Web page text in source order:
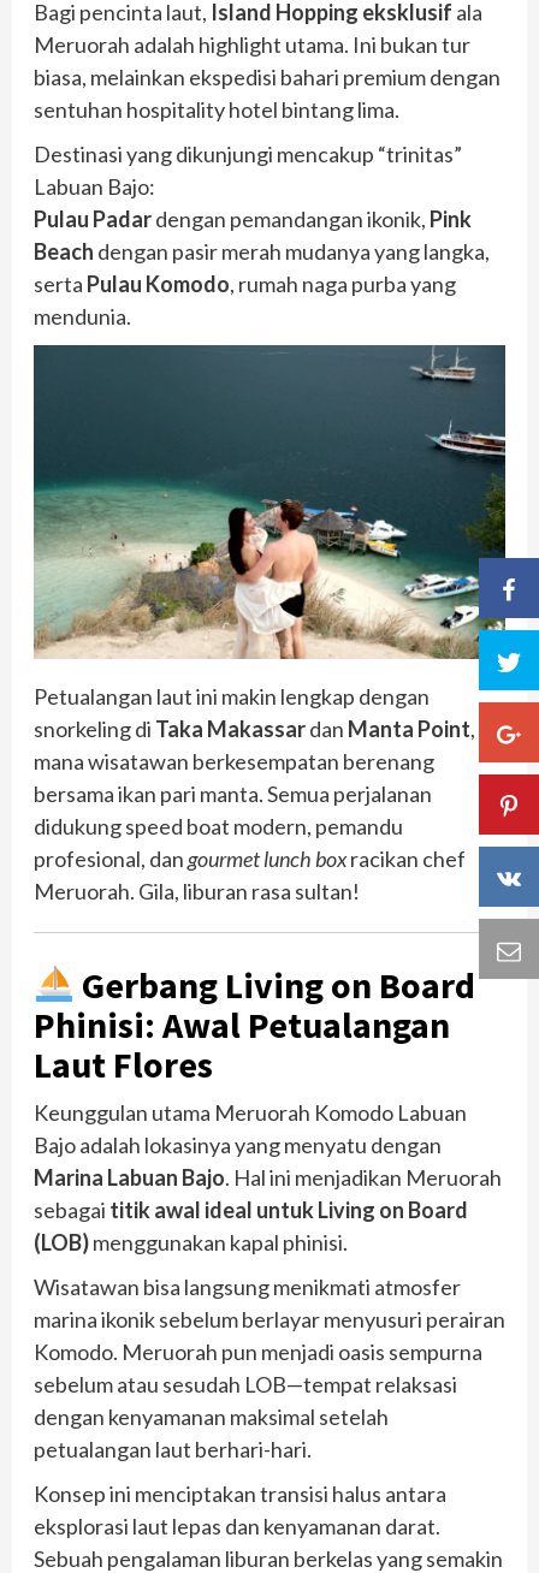
Bagi pencinta laut, Island Hopping eksklusif ala
Meruorah adalah highlight utama. Ini bukan tur
biasa, melainkan ekspedisi bahari premium dengan
sentuhan hospitality hotel bintang lima.
Destinasi yang dikunjungi mencakup “trinitas”
Labuan Bajo:
Pulau Padardengan pemandangan ikonik, Pink
Beach dengan pasir merah mudanya yang langka,
serta Pulau Komodo, rumah naga purba yang
mendunia.
Petualangan laut ini makin lengkap dengan
snorkeling di Taka Makassardan Manta Point, di
mana wisatawan berkesempatan berenang
bersama ikan pari manta. Semua perjalanan
didukung speed boat modern, pemandu
profesional, dangourmet lunch boxracikan chef
Meruorah. Gila, liburan rasa sultan!
Gerbang Living on Board
Phinisi: Awal Petualangan
Laut Flores
Keunggulan utama Meruorah Komodo Labuan
Bajo adalah lokasinya yang menyatu dengan
Marina Labuan Bajo. Hal ini menjadikan Meruorah
sebagai titik awal ideal untuk Living on Board
(LOB)menggunakan kapal phinisi.
Wisatawan bisa langsung menikmati atmosfer
marina ikonik sebelum berlayar menyusuri perairan
Komodo. Meruorah pun menjadi oasis sempurna
sebelum atau sesudah LOB—tempat relaksasi
dengan kenyamanan maksimal setelah
petualangan laut berhari-hari.
Konsep ini menciptakan transisi halus antara
eksplorasi laut lepas dan kenyamanan darat.
Sebuah pengalaman liburan berkelas yang semakin